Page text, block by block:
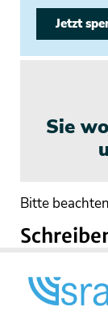
Jetzt
Sie
Bitte